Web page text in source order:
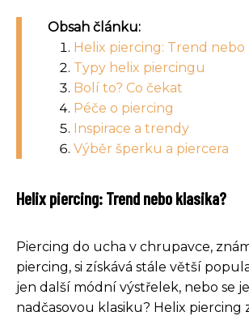
Obsah článku:
Helix piercing: Trend nebo
Typy helix piercingu
Bolí to? Co čekat
Péče o piercing
Inspirace a trendy
Výběr šperku a piercera
Helix piercing: Trend nebo klasika?
Piercing do ucha v chrupavce,
piercing, si získává stále větší
jen další módní výstřelek, nebo se
nadčasovou klasiku? Helix piercing